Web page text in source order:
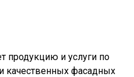
продукцию и услуги по
качественных фасадных